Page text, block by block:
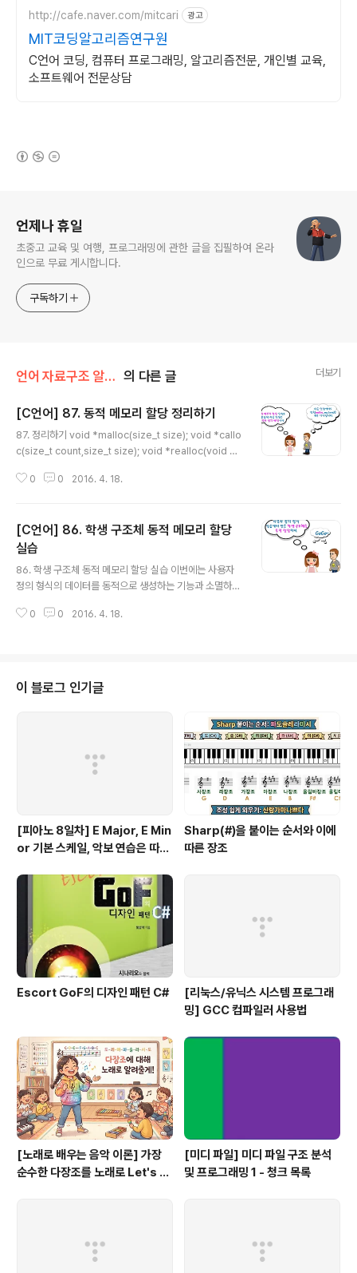
http://cafe.naver.com/mitcari 광고
MIT코딩알고리즘연구원
C언어 코딩, 컴퓨터 프로그래밍, 알고리즘전문, 개인별 교육,
소프트웨어 전문상담
언제나 휴일
초중고 교육 및 여행, 프로그래밍에 관한 글을 집필하여 온라
인으로 무료 게시합니다.
구독하기
언어 자료구조 알고리즘/디딤돌 C언어 의 다른 글 더보기
[C언어] 87. 동적 메모리 할당 정리하기
87. 정리하기 void *malloc(size_t size); void *callo
c(size_t count,size_t size); void *realloc(void *b
메모리 할당 함수83. malloc 함수84. calloc 함수85. r
0 0 2016. 4. 18.
[C언어] 86. 학생 구조체 동적 메모리 할당
실습
86. 학생 구조체 동적 메모리 할당 실습 이번에는 사용자
정의 형식의 데이터를 동적으로 생성하는 기능과 소멸하는
를 동적으로 생성하는 기능은 New_[형식 이름]으로 명명
를게요. 사용자 정의 형식 실습에 사용한 프로젝트에 필요
한 기능을 추가하는 형태로 작성하는 실습이예요. 먼저 St
동적으로 개체를 생성하는 함수와 소멸하는 함수가 필요하
겠죠. Student *New_Student(const char *nam
0 0 2016. 4. 18.
이 블로그 인기글
[피아노 8일차] E Major, E Min
or 기본 스케일, 악보 연습은 따라
Sharp(#)을 붙이는 순서와 이에
따른 장조
Escort GoF의 디자인 패턴 C#
[리눅스/유닉스 시스템 프로그래
밍] GCC 컴파일러 사용법
[노래로 배우는 음악 이론] 가장
순수한 다장조를 노래로 Let's G
[미디 파일] 미디 파일 구조 분석
및 프로그래밍 1 - 청크 목록